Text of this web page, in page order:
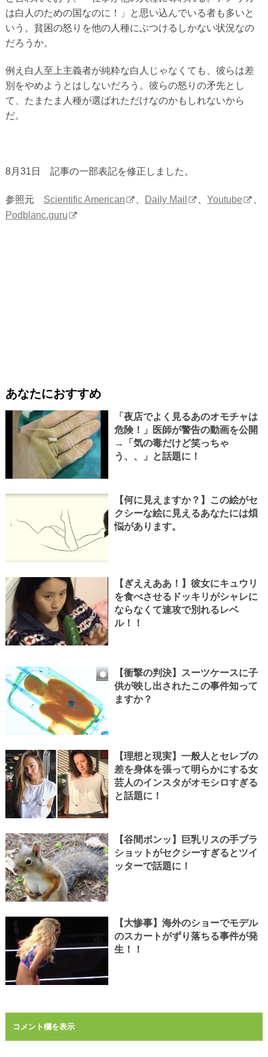
は白人のための国なのに！」と思い込んでいる者も多いと
いう。貧困の怒りを他の人種にぶつけるしかない状況なの
だろうか。
例え白人至上主義者が純粋な白人じゃなくても、彼らは差
別をやめようとはしないだろう。彼らの怒りの矛先とし
て、たまたま人種が選ばれただけなのかもしれないから
だ。
8月31日 記事の一部表記を修正しました。
参照元 Scientific American Daily Mail 、Youtube
Podblanc.guru
あなたにおすすめ
「夜店でよく見るあのオモチャは
危険！」医師が警告の動画を公開
→「気の毒だけど笑っちゃ
う、、」と話題に！
【何に見えますか？】この絵がセ
クシーな絵に見えるあなたには煩
悩があります。
【ぎええああ！】彼女にキュウリ
を食べさせるドッキリがシャレに
ならなくて速攻で別れるレベ
ル！！
【衝撃の判決】スーツケースに子
供が映し出されたこの事件知って
ますか？
【理想と現実】一般人とセレブの
差を身体を張って明らかにする女
芸人のインスタがオモシロすぎる
と話題に！
【谷間ボンッ】巨乳リスの手ブラ
ショットがセクシーすぎるとツイ
ッターで話題に！
【大惨事】海外のショーでモデル
のスカートがずり落ちる事件が発
生！！
コメント欄を表示